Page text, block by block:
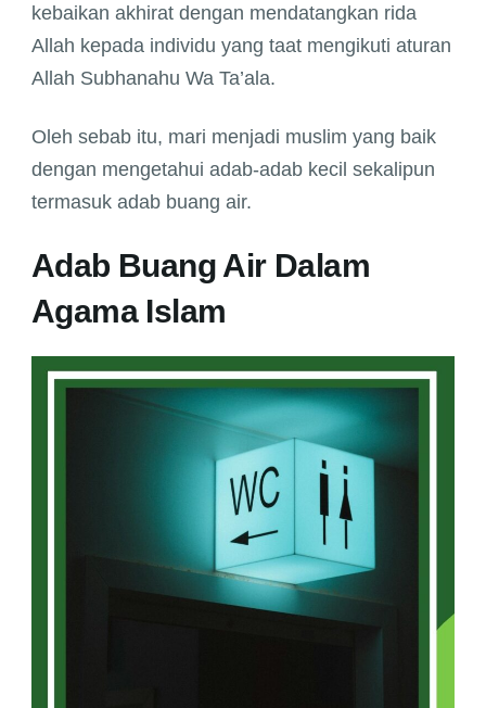
kebaikan akhirat dengan mendatangkan rida
Allah kepada individu yang taat mengikuti aturan
Allah Subhanahu Wa Ta’ala.
Oleh sebab itu, mari menjadi muslim yang baik
dengan mengetahui adab-adab kecil sekalipun
termasuk adab buang air.
Adab Buang Air Dalam
Agama Islam